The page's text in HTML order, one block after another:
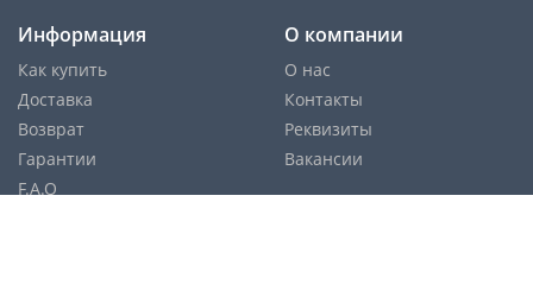
Информация
Как купить
Доставка
Возврат
Гарантии
F.A.Q
О компании
О нас
Контакты
Реквизиты
Вакансии